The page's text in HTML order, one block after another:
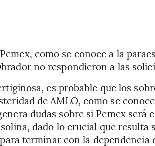
como se conoce a la
no respondieron a las
es probable que los
de AMLO, como se
dudas sobre si Pemex será
dado lo crucial que resulta
terminar con la dependencia